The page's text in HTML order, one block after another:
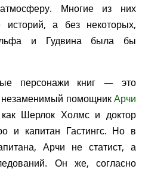
Многие из них
а без некоторых,
и Гудвина была бы
персонажи книг — это
помощникАрчи
Шерлок Холмс и доктор
и капитан Гастингс. Но в
Арчи не статист, а
Он же, согласно